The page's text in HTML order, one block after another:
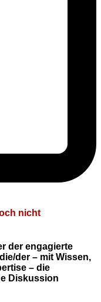
nicht
der engagierte
der – mit Wissen,
– die
Diskussion